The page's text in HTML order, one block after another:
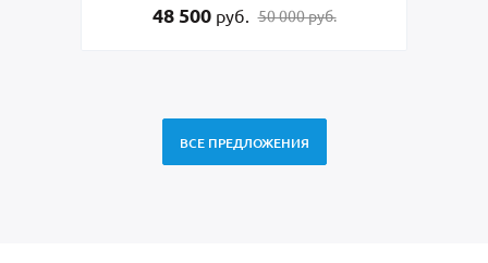
48 500 руб. 50 000 руб.
ВСЕ ПРЕДЛОЖЕНИЯ